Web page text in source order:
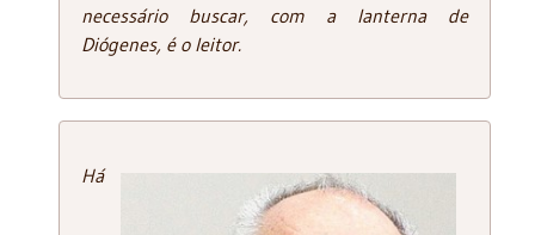
necessário buscar, com a lanterna de
Diógenes, é o leitor.
Há